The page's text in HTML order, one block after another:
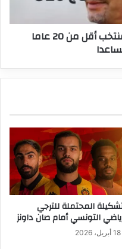
عبد الحي بن سلطان مدربا لمنتخب أقل من 20 عاما
المحتملة للترجي
التونسي أمام صان داونز
18 أبريل، 2026